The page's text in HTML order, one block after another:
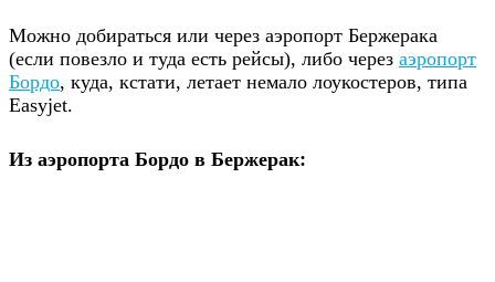
Можно добираться или через аэропорт Бержерака
(если повезло и туда есть рейсы), либо через аэропорт
Бордо, куда, кстати, летает немало лоукостеров, типа
Easyjet.
Из аэропорта Бордо в Бержерак: